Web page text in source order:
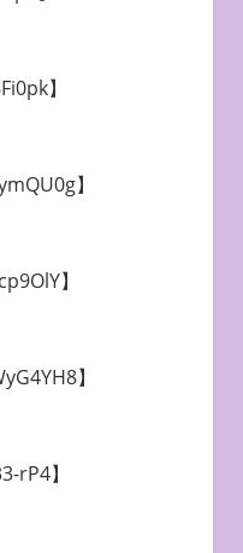
】
】
】
】
rP4】